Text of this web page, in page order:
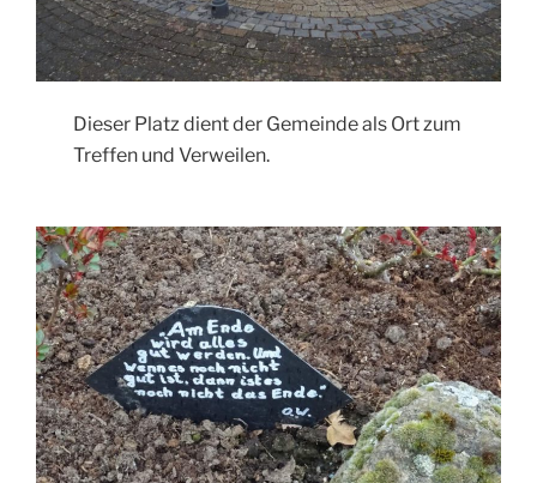
Dieser Platz dient der Gemeinde als Ort zum
Treffen und Verweilen.